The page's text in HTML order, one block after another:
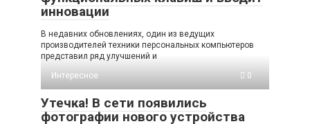
инновации
В недавних обновлениях, один из ведущих
производителей техники персональных компьютеров
представил ряд улучшений и
Интересное
0
Утечка! В сети появились
фотографии нового устройства